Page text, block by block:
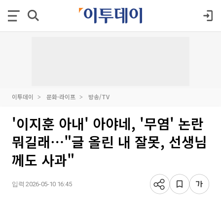
이투데이 문화·라이프 방송/TV
'이지훈 아내' 아야네, '무염' 논란
뭐길래⋯"글 올린 내 잘못, 선생님
께도 사과"
입력 2026-05-10 16:45